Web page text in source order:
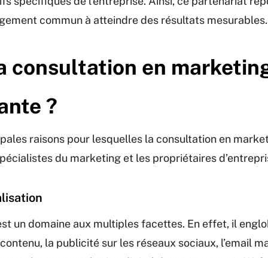
commun à atteindre des résultats mesurables.
consultation en
?
raisons pour lesquelles la consultation en
du marketing et les propriétaires
un domaine aux multiples facettes. En effet, il
la publicité sur les réseaux sociaux, l’email